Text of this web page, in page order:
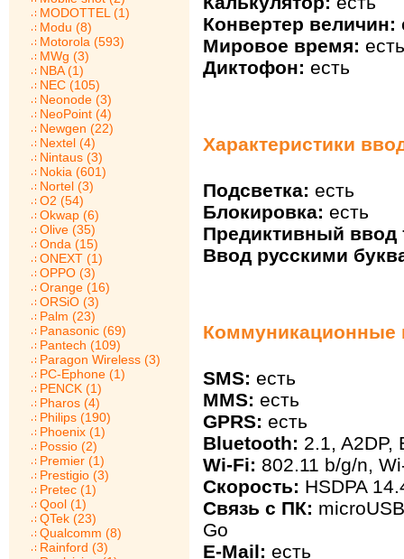
MODOTTEL (1)
Modu (8)
Motorola (593)
MWg (3)
NBA (1)
NEC (105)
Neonode (3)
NeoPoint (4)
Newgen (22)
Nextel (4)
Nintaus (3)
Nokia (601)
Nortel (3)
O2 (54)
Okwap (6)
Olive (35)
Onda (15)
ONEXT (1)
OPPO (3)
Orange (16)
ORSiO (3)
Palm (23)
Panasonic (69)
Pantech (109)
Paragon Wireless (3)
PC-Ephone (1)
PENCK (1)
Pharos (4)
Philips (190)
Phoenix (1)
Possio (2)
Premier (1)
Prestigio (3)
Pretec (1)
Qool (1)
QTek (23)
Qualcomm (8)
Rainford (3)
Конвертер величин:
Мировое время: есть
Диктофон: есть
Характеристики
Подсветка: есть
Блокировка: есть
Предиктивный ввод
Ввод русскими
Коммуникационные
SMS: есть
MMS: есть
GPRS: есть
Bluetooth: 2.1, A2DP,
Wi-Fi: 802.11 b/g/n,
Скорость: HSDPA
Связь с ПК:
Go
E-Mail: есть